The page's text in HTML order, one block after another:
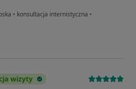
• konsultacja internistyczna •
wizyty